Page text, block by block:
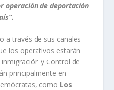
operación de deportación
a través de sus canales
los operativos estarán
y Control de
principalmente en
como Los